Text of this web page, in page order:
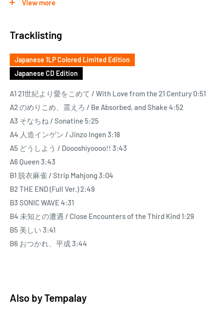
小原綾斗(G,Vo)、藤本夏樹(Ds)、AAAMYYY(Cho,Syn)からなる3
人組バンド、Tempalay。
2019年にはヨーロッパ最大級の音楽授賞式『2019 MTV EMA』
のベスト・ジャパン・アクトにノミネートされるなど、国内
外で躍進を遂げたバンドの最新作『21世紀より愛をこめて』
('19年)が待望のアナログ化です。
気鋭のクリエイティブ集団、PERIMETRONによるMVも反響を
呼んだ、グルーヴィーなスペース・ファンク・サウンドが中
毒性抜群のリード曲「のめりこめ、震えろ。」、異国情緒溢
れる妖しげな導入から、儚いファルセット・ボーカルが溶け
る感動的なサビへ突入する名曲「そなちね」、SF的世界を描
いたシニカルかつ遊び心溢れるリリックと疾走感溢れるタイ
トなドラミングがアルバムにスパイスを与える「人造インゲ
ン」ほか、ロック~ヒップホップ~ジャズなど様々なジャンル
この世代の日本語ロックを象徴する1枚となった大傑作です!
View more
Tracklisting
Japanese 1LP Colored Limited Edition
Japanese CD Edition
A1 21世紀より愛をこめて / With Love from the 21 Century 0:51
A2 のめりこめ、震えろ / Be Absorbed, and Shake 4:52
A3 そなちね / Sonatine 5:25
A4 人造インゲン / Jinzo Ingen 3:18
A5 どうしよう / Doooshiyoooo!! 3:43
A6 Queen 3:43
B1 脱衣麻雀 / Strip Mahjong 3:04
B2 THE END (Full Ver.) 2:49
B3 SONIC WAVE 4:31
B4 未知との遭遇 / Close Encounters of the Third Kind 1:29
B5 美しい 3:41
B6 おつかれ、平成 3:44
Also byTempalay